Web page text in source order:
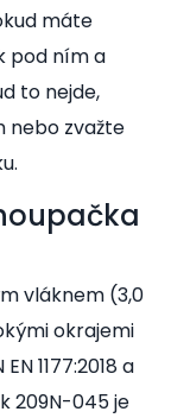
máte
pod ním a
to nejde,
nebo zvažte
vláknem (3,0
okrajemi
1177:2018 a
209N-045 je